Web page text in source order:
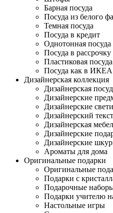
Барная посуда
Посуда из белого
Темная посуда
Посуда в кредит
Однотонная посуда
Посуда в рассрочку
Пластиковая посуда
Посуда как в ИКЕА
Дизайнерская коллекция
Дизайнерская
Дизайнерские
Дизайнерские
Дизайнерский
Дизайнерская
Дизайнерские
Дизайнерские
Ароматы для дома
Оригинальные подарки
Оригинальные
Подарки с
Подарочные
Подарки учителю
Настольные игры